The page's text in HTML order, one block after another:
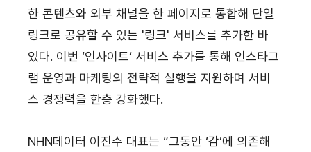
한 콘텐츠와 외부 채널을 한 페이지로 통합해 단일
링크로 공유할 수 있는 '링크' 서비스를 추가한 바
있다. 이번 ‘인사이트’ 서비스 추가를 통해 인스타그
램 운영과 마케팅의 전략적 실행을 지원하며 서비
스 경쟁력을 한층 강화했다.
NHN데이터 이진수 대표는 “그동안 ‘감’에 의존해